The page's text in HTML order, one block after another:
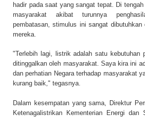
hadir pada saat yang sangat tepat. Di
masyarakat akibat turunnya
pembatasan, stimulus ini sangat dibutuhkan
mereka.
"Terlebih lagi, listrik adalah satu kebutuhan
ditinggalkan oleh masyarakat. Saya kira ini
dan perhatian Negara terhadap masyarakat
kurang baik," tegasnya.
Dalam kesempatan yang sama, Direktur
Ketenagalistrikan Kementerian Energi dan